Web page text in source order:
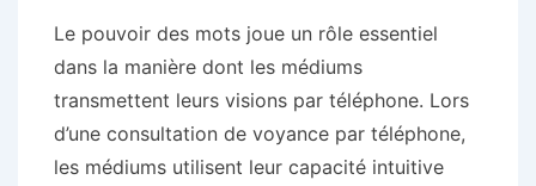
:
ce
que
vous
devez
Le pouvoir des mots joue un rôle essentiel
dans la manière dont les médiums
transmettent leurs visions par téléphone. Lors
d’une consultation de voyance par téléphone,
les médiums utilisent leur capacité intuitive